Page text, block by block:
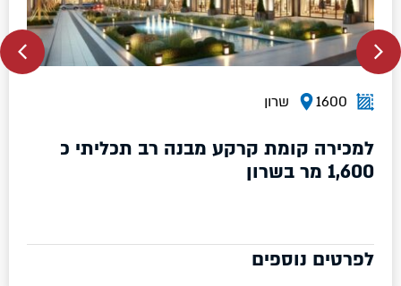
1600 שרון
למכירה קומת קרקע מבנה רב תכליתי כ
1,600 מר בשרון
לפרטים נוספים